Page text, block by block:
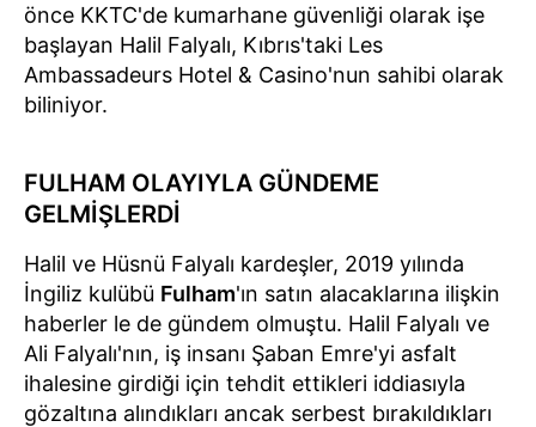
önce KKTC'de kumarhane güvenliği olarak işe
başlayan Halil Falyalı, Kıbrıs'taki Les
Ambassadeurs Hotel & Casino'nun sahibi olarak
biliniyor.
FULHAM OLAYIYLA GÜNDEME
GELMİŞLERDİ
Halil ve Hüsnü Falyalı kardeşler, 2019 yılında
İngiliz kulübü Fulham'ın satın alacaklarına ilişkin
haberler le de gündem olmuştu. Halil Falyalı ve
Ali Falyalı'nın, iş insanı Şaban Emre'yi asfalt
ihalesine girdiği için tehdit ettikleri iddiasıyla
gözaltına alındıkları ancak serbest bırakıldıkları